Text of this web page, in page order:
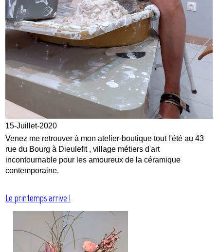
15-Juillet-2020
Venez me retrouver à mon atelier-boutique tout l'été au 43
rue du Bourg à Dieulefit , village métiers d'art
incontournable pour les amoureux de la céramique
contemporaine.
Le printemps arrive !